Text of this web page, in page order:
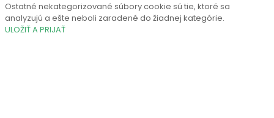
Ostatné nekategorizované súbory cookie sú tie, ktoré sa
analyzujú a ešte neboli zaradené do žiadnej kategórie.
ULOŽIŤ A PRIJAŤ